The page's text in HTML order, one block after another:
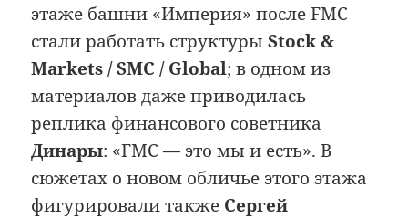
этаже башни «Империя» после FMC
стали работать структурыStock &
Markets / SMC / Global; в одном из
материалов даже приводилась
реплика финансового советника
Динары: «FMC — это мы и есть». В
сюжетах о новом обличье этого этажа
фигурировали также Сергей